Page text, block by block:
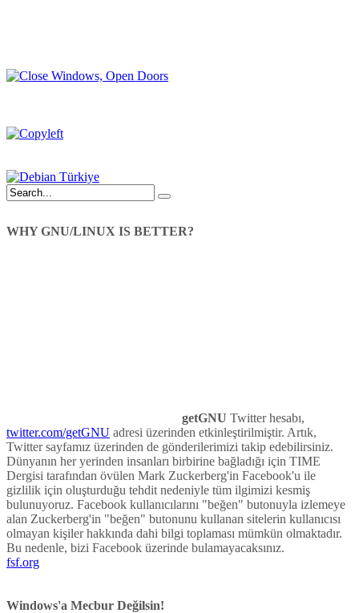
WHY GNU/LINUX IS BETTER?
getGNU Twitter hesabı,
twitter.com/getGNU adresi üzerinden etkinleştirilmiştir. Artık,
Twitter sayfamız üzerinden de gönderilerimizi takip edebilirsiniz.
Dünyanın her yerinden insanları birbirine bağladığı için TIME
Dergisi tarafından övülen Mark Zuckerberg'in Facebook'u ile
gizlilik için oluşturduğu tehdit nedeniyle tüm ilgimizi kesmiş
bulunuyoruz. Facebook kullanıcılarını "beğen" butonuyla izlemeye
alan Zuckerberg'in "beğen" butonunu kullanan sitelerin kullanıcısı
olmayan kişiler hakkında dahi bilgi toplaması mümkün olmaktadır.
Bu nedenle, bizi Facebook üzerinde bulamayacaksınız.
fsf.org
Windows'a Mecbur Değilsin!